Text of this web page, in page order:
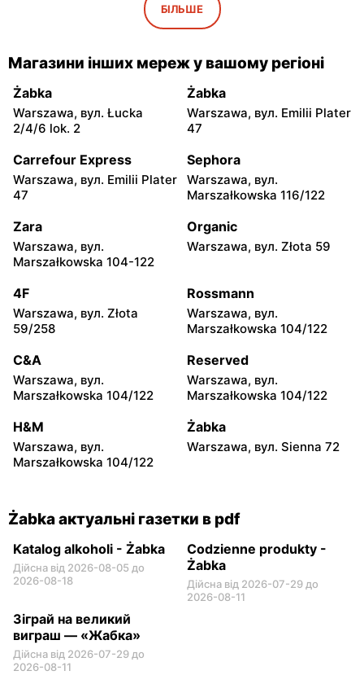
Świętokrzyska 0 Stacja
Warszawa, вул.
Grzybowska 5
Żabka
Łódź, вул. Żurawia 14
Żabka
Warszawa, вул. Żurawia 18
Żabka
35
Żabka
104
Żabka
Grzybowska 2
Żabka
Żabka
Chałubińskiego 8
Żabka
73
Żabka
Grzybowska 4
Żabka
41/43
Żabka Żabka
Żabka
Warszawa, вул. Prosta 2/14
Żabka
БІЛЬШЕ
Магазини інших мереж у вашому регіоні
Żabka
Warszawa, вул. Łucka
2/4/6 lok. 2
Żabka
Warszawa, вул. Emilii Plater
47
Carrefour Express
Warszawa, вул. Emilii Plater
47
Sephora
Warszawa, вул.
Marszałkowska 116/122
Zara
Warszawa, вул.
Marszałkowska 104-122
Organic
Warszawa, вул. Złota 59
4F
Warszawa, вул. Złota
59/258
Rossmann
Warszawa, вул.
Marszałkowska 104/122
C&A
Warszawa, вул.
Marszałkowska 104/122
Reserved
Warszawa, вул.
Marszałkowska 104/122
H&M
Warszawa, вул.
Marszałkowska 104/122
Żabka
Warszawa, вул. Sienna 72
Żabka актуальні газетки в pdf
Katalog alkoholi - Żabka
Дійсна від 2026-08-05 до
2026-08-18
Codzienne produkty -
Żabka
Дійсна від 2026-07-29 до
2026-08-11
Зіграй на великий
виграш — «Жабка»
Дійсна від 2026-07-29 до
2026-08-11